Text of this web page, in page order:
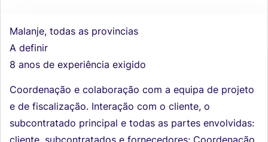
Malanje, todas as provincias
A definir
8 anos de experiência exigido
Coordenação e colaboração com a equipa de projeto
e de fiscalização. Interação com o cliente, o
subcontratado principal e todas as partes envolvidas:
cliente, subcontratados e fornecedores; Coordenação,